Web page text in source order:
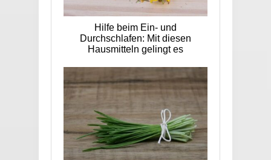
Hilfe beim Ein- und
Durchschlafen: Mit diesen
Hausmitteln gelingt es